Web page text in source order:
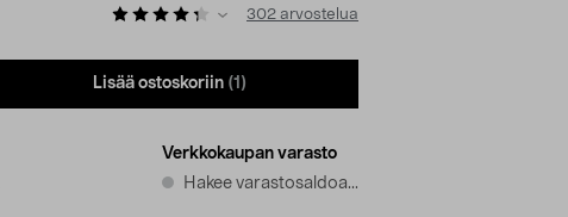
302 arvostelua
Lisää ostoskoriin (1)
Verkkokaupan varasto
Hakee varastosaldoa...